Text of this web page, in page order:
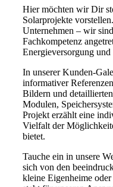
Hier möchten wir Dir
Solarprojekte
Unternehmen – wir
Fachkompetenz
Energieversorgung
In unserer Kunden-
informativer
Bildern und
Modulen,
Projekt erzählt eine
Vielfalt der
bietet.
Tauche ein in unsere
sich von den
kleine Eigenheime